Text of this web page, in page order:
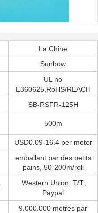
La Chine
Sunbow
UL no
E360625,RoHS/REACH
SB-RSFR-125H
500m
USD0.09-16.4 per meter
emballant par des petits
pains, 50-200m/roll
Western Union, T/T,
Paypal
9.000.000 mètres par